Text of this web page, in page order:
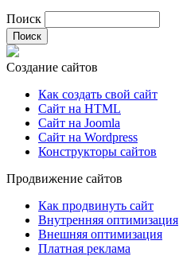
Поиск
Создание сайтов
Как создать свой сайт
Сайт на HTML
Сайт на Joomla
Сайт на Wordpress
Конструкторы сайтов
Продвижение сайтов
Как продвинуть сайт
Внутренняя оптимизация
Внешняя оптимизация
Платная реклама